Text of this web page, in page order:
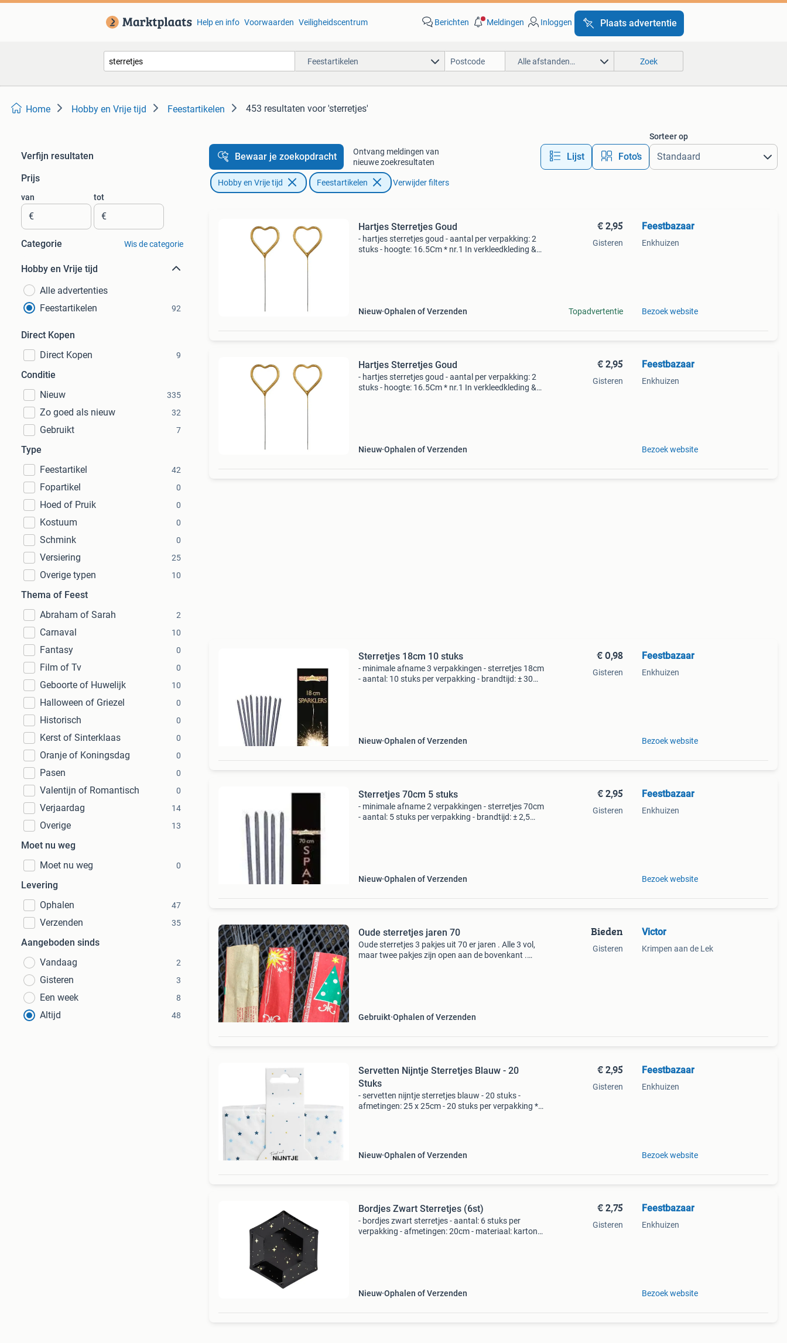
Help en info Voorwaarden Veiligheidscentrum Berichten Meldingen Inloggen Plaats advertentie
Feestartikelen Alle afstanden… Zoek
Home Hobby en Vrije tijd Feestartikelen 453 resultaten voor 'sterretjes'
Verfijn resultaten
Prijs
van
€
tot
€
Categorie Wis de categorie
Hobby en Vrije tijd
Alle advertenties
Feestartikelen
92
Direct Kopen
Direct Kopen
9
Conditie
Nieuw
335
Zo goed als nieuw 32
Gebruikt 7
Type
Feestartikel
42
Fopartikel 0
Hoed of Pruik 0
Kostuum 0
Schmink 0
Versiering 25
Overige typen 10
Thema of Feest
Abraham of Sarah
2
Carnaval 10
Fantasy 0
Film of Tv 0
Geboorte of Huwelijk 10
Halloween of Griezel 0
Historisch 0
Kerst of Sinterklaas 0
Oranje of Koningsdag 0
Pasen 0
Valentijn of Romantisch 0
Verjaardag 14
Overige 13
Moet nu weg
Moet nu weg
0
Levering
Ophalen
47
Verzenden 35
Aangeboden sinds
Vandaag
2
Gisteren 3
Een week 8
Altijd 48
Bewaar je zoekopdracht
Ontvang meldingen van
nieuwe zoekresultaten
Lijst Foto’s
Sorteer op
Hobby en Vrije tijd Feestartikelen Verwijder filters
Hartjes Sterretjes Goud
- hartjes sterretjes goud - aantal per verpakking: 2
stuks - hoogte: 16.5Cm * nr.1 In verkleedkleding &
Nieuw Ophalen of Verzenden
€ 2,95
Gisteren
Topadvertentie
Feestbazaar
Enkhuizen
Bezoek website
Hartjes Sterretjes Goud
- hartjes sterretjes goud - aantal per verpakking: 2
stuks - hoogte: 16.5Cm * nr.1 In verkleedkleding &
Nieuw Ophalen of Verzenden
€ 2,95
Gisteren
Feestbazaar
Enkhuizen
Bezoek website
Sterretjes 18cm 10 stuks
- minimale afname 3 verpakkingen - sterretjes 18cm
- aantal: 10 stuks per verpakking - brandtijd: ± 30
Nieuw Ophalen of Verzenden
€ 0,98
Gisteren
Feestbazaar
Enkhuizen
Bezoek website
Sterretjes 70cm 5 stuks
- minimale afname 2 verpakkingen - sterretjes 70cm
- aantal: 5 stuks per verpakking - brandtijd: ± 2,5
Nieuw Ophalen of Verzenden
€ 2,95
Gisteren
Feestbazaar
Enkhuizen
Bezoek website
Oude sterretjes jaren 70
Oude sterretjes 3 pakjes uit 70 er jaren . Alle 3 vol,
maar twee pakjes zijn open aan de bovenkant .
Gebruikt Ophalen of Verzenden
Bieden
Gisteren
Victor
Krimpen aan de Lek
Servetten Nijntje Sterretjes Blauw - 20
Stuks
- servetten nijntje sterretjes blauw - 20 stuks -
afmetingen: 25 x 25cm - 20 stuks per verpakking *
Nieuw Ophalen of Verzenden
€ 2,95
Gisteren
Feestbazaar
Enkhuizen
Bezoek website
Bordjes Zwart Sterretjes (6st)
- bordjes zwart sterretjes - aantal: 6 stuks per
verpakking - afmetingen: 20cm - materiaal: karton *
Nieuw Ophalen of Verzenden
€ 2,75
Gisteren
Feestbazaar
Enkhuizen
Bezoek website